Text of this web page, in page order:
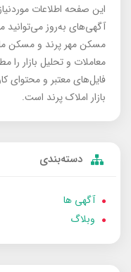
این صفحه اطلاعات
آگهی‌های به‌روز می‌توانید
مسکن مهر پرند و مسکن
معاملات و تحلیل بازار را
فایل‌های معتبر و محتوای
بازار املاک پرند است.
دسته‌بندی
آگهی ها
وبلاگ